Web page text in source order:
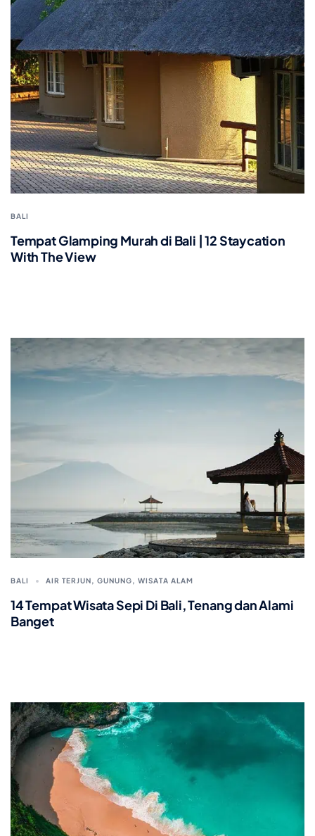
BALI
Tempat Glamping Murah di Bali | 12 Staycation
With The View
BALI AIR TERJUN, GUNUNG, WISATA ALAM
14 Tempat Wisata Sepi Di Bali, Tenang dan Alami
Banget